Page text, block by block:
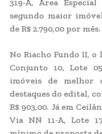
319-A, Área
segundo maior
de R$ 2.790,00 por mês.
No Riacho Fundo II, o
Conjunto 10, Lote
imóveis de melhor
destaques do edital,
R$ 903,00. Já em
Via NN 11-A, Lote